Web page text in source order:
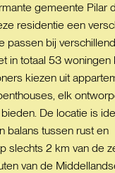
gemeente Pilar
residentie een
passen bij
in totaal 53 woningen
kiezen uit
elk
De locatie is
balans tussen rust en
slechts 2 km van de
van de